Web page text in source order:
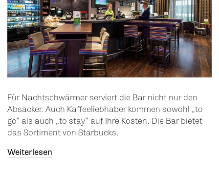
Für Nachtschwärmer serviert die Bar nicht nur den
Absacker. Auch Kaffeeliebhaber kommen sowohl „to
go“ als auch „to stay“ auf Ihre Kosten. Die Bar bietet
das Sortiment von Starbucks.
Weiterlesen